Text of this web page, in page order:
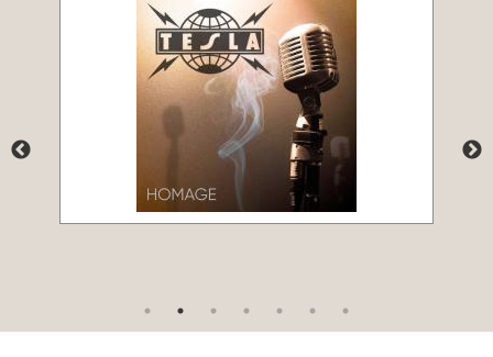
[2026.6.4] Equilibrium
[2026.6.1] Riot
[2026.5.29] The Who,Dimmu Borgir
[2026.5.27] Anthrax直筆サインカード付CD、完売